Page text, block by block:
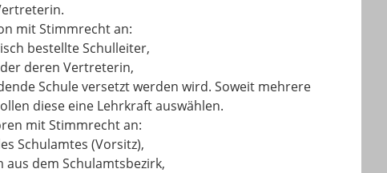
mit Stimmrecht an:
bestellte Schulleiter,
deren Vertreterin,
Schule versetzt werden wird. Soweit mehrere
diese eine Lehrkraft auswählen.
mit Stimmrecht an:
Schulamtes (Vorsitz),
dem Schulamtsbezirk,